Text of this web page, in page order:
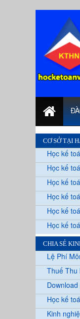
CƠ SỞ TẠI
Học kế
Học kế
Học kế
Học kế
Học kế
Học kế
CHIA SẺ
Lệ Phí
Thuế Thu
Học kế
Kinh